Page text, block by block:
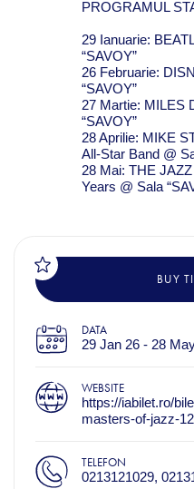
PROGRAMUL
29 Ianuarie:
“SAVOY”
26 Februarie:
“SAVOY”
27 Martie: MILES
“SAVOY”
28 Aprilie: MIKE
All-Star Band @
28 Mai: THE
Years @ Sala
BUY
DATA
29 Jan 26 - 28
WEBSITE
https://iabilet.ro/
masters-of-jazz-
TELEFON
0213121029,